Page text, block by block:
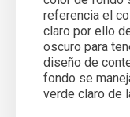
referencia el
claro por ello
oscuro para
diseño de
fondo se
verde claro de